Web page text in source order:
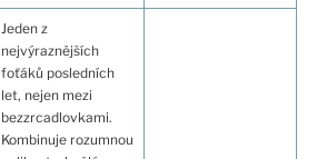
Jeden z
nejvýraznějších
foťáků posledních
let, nejen mezi
bezzrcadlovkami.
Kombinuje rozumnou